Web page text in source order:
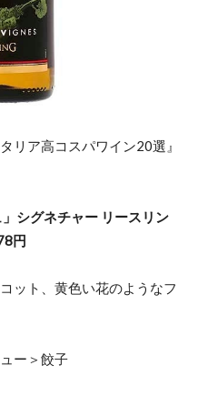
リア高コスパワイン20選』
シグネチャー リースリン
円
ット、黄色い花のようなフ
ー＞餃子